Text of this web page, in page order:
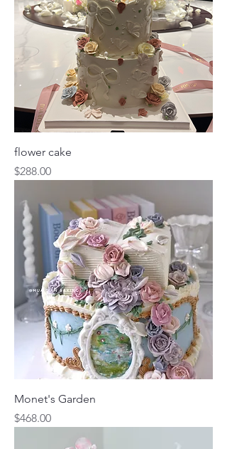
flower cake
價格
$288.00
Monet's Garden
價格
$468.00